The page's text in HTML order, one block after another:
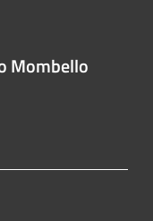
Mombello